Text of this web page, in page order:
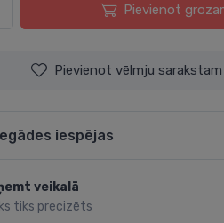
Pievienot
Pievienot vēlmju sarakstam
iespējas
veikalā
tiks precizēts